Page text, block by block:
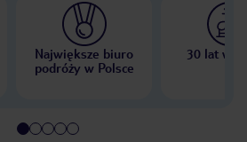
Największe biuro
podróży w Polsce
30 lat w